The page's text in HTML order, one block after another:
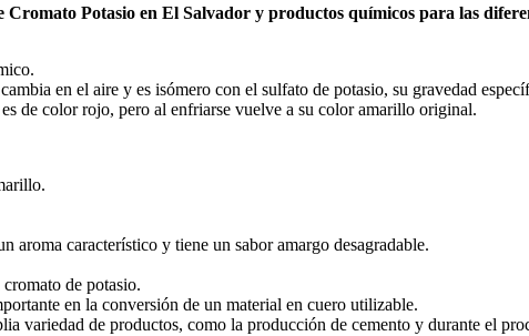
Cromato Potasio en El Salvador y productos químicos para las
en el aire y es isómero con el sulfato de potasio, su gravedad
de color rojo, pero al enfriarse vuelve a su color amarillo original.
aroma característico y tiene un sabor amargo desagradable.
de potasio.
en la conversión de un material en cuero utilizable.
variedad de productos, como la producción de cemento y durante el